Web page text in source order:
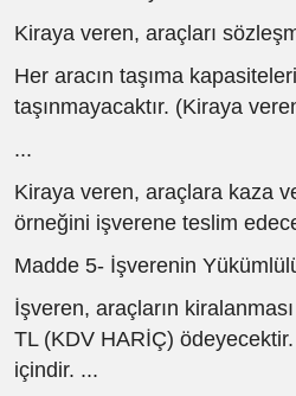
Kiraya veren, araçları
Her aracın taşıma
taşınmayacaktır. (Kiraya
...
Kiraya veren, araçlara kaza
örneğini işverene teslim
Madde 5- İşverenin
İşveren, araçların
TL (KDV HARİÇ)
içindir. ...